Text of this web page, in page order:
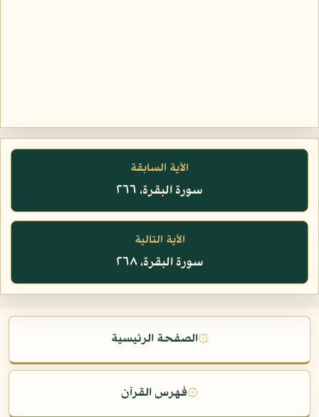
الآية السابقة
سورة البقرة، ٢٦٦
الآية التالية
سورة البقرة، ٢٦٨
۞الصفحة الرئيسية
۞فهرس القرآن